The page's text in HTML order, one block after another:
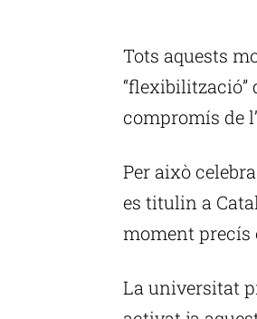
Tots aquests
“flexibilització”
compromís de
Per això
es titulin a
moment precís
La universitat